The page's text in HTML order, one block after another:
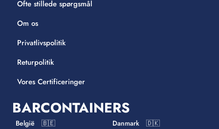
Ofte stillede spørgsmål
Om os
Privatlivspolitik
Returpolitik
Vores Certificeringer
BARCONTAINERS
België 🇧🇪
Danmark 🇩🇰